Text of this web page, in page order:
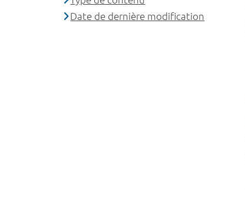
Date de dernière modification